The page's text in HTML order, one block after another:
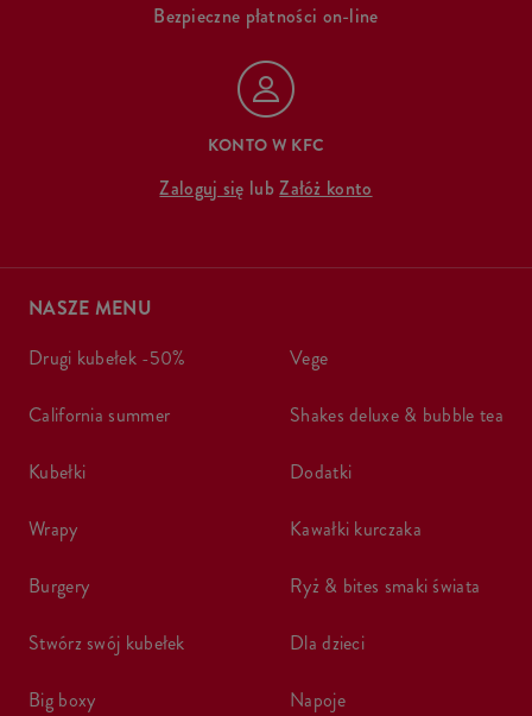
Bezpieczne płatności on-line
KONTO W KFC
Zaloguj się lubZałóż konto
NASZE MENU
drugi kubełek -50%
california summer
kubełki
wrapy
burgery
stwórz swój kubełek
big boxy
vege
shakes deluxe & bubble tea
dodatki
kawałki kurczaka
ryż & bites smaki świata
dla dzieci
napoje